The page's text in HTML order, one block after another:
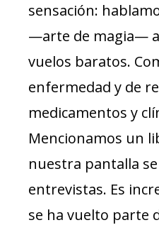
sensación:
—arte de magia—
vuelos baratos.
enfermedad y de
medicamentos y
Mencionamos un
nuestra pantalla
entrevistas. Es
se ha vuelto parte